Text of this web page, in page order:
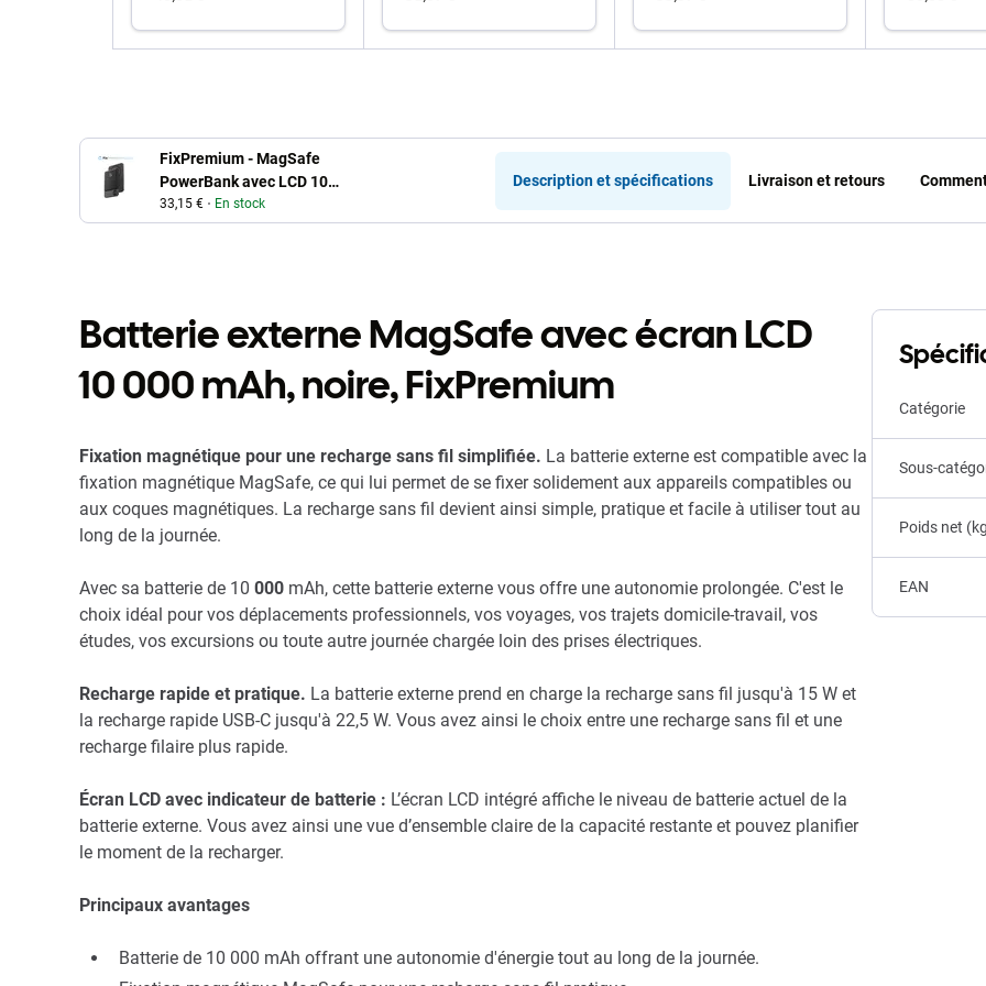
FixPremium - MagSafe
PowerBank avec LCD 10
000mAh, noir
33,15 € En stock
Description et spécifications Livraison et retours
Batterie externe MagSafe avec écran LCD
10 000 mAh, noire, FixPremium
Fixation magnétique pour une recharge sans fil simplifiée. La batterie externe est compatible avec la
fixation magnétique MagSafe, ce qui lui permet de se fixer solidement aux appareils compatibles ou
aux coques magnétiques. La recharge sans fil devient ainsi simple, pratique et facile à utiliser tout au
long de la journée.
Avec sa batterie de 10 000 mAh, cette batterie externe vous offre une autonomie prolongée. C'est le
choix idéal pour vos déplacements professionnels, vos voyages, vos trajets domicile-travail, vos
études, vos excursions ou toute autre journée chargée loin des prises électriques.
Recharge rapide et pratique. La batterie externe prend en charge la recharge sans fil jusqu'à 15 W et
la recharge rapide USB-C jusqu'à 22,5 W. Vous avez ainsi le choix entre une recharge sans fil et une
recharge filaire plus rapide.
Écran LCD avec indicateur de batterie : L’écran LCD intégré affiche le niveau de batterie actuel de la
batterie externe. Vous avez ainsi une vue d’ensemble claire de la capacité restante et pouvez planifier
le moment de la recharger.
Principaux avantages
Batterie de 10 000 mAh offrant une autonomie d'énergie tout au long de la journée.
Catégorie
Sous-
Poids net
EAN